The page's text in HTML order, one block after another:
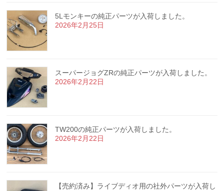
5Lモンキーの純正パーツが入荷しました。
2026年2月25日
スーパージョグZRの純正パーツが入荷しました。
2026年2月22日
TW200の純正パーツが入荷しました。
2026年2月22日
【売約済み】ライブディオ用の社外パーツが入荷し